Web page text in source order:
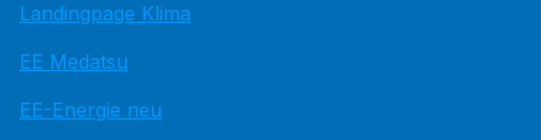
Landingpage Klima
EE Medatsu
EE-Energie neu